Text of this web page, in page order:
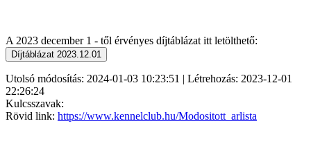
A 2023 december 1 - től érvényes díjtáblázat itt letölthető:
Utolsó módosítás: 2024-01-03 10:23:51 | Létrehozás: 2023-12-01
22:26:24
Kulcsszavak:
Rövid link: https://www.kennelclub.hu/Modositott_arlista